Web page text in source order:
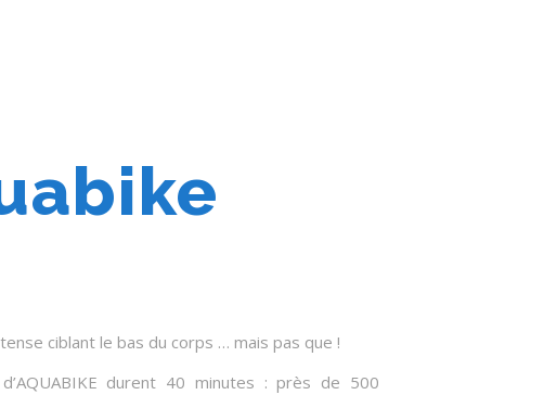
ciblant le bas du corps … mais pas que !
durent 40 minutes : près de 500